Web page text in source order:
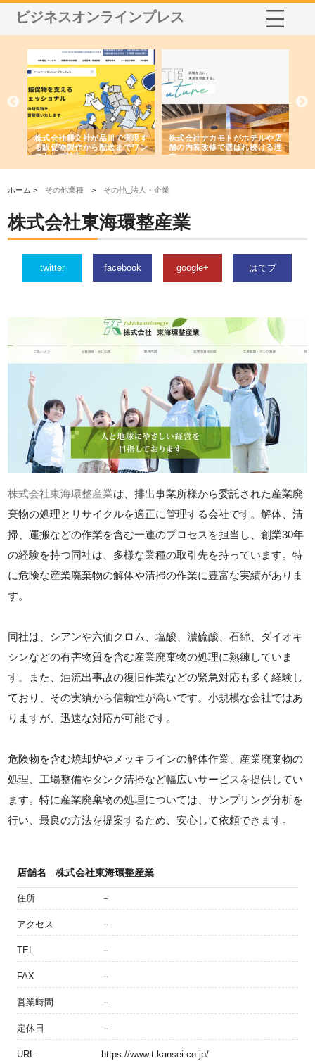
ビジネスオンラインプレス
株式会社耕文社が品川で実現す
る販促物製作から配送までワン
ストップ対応
株式会社ナカモトがホテルや店
舗の内装改修で選ばれ続ける理
由
ホーム > その他業種 > その他_法人・企業
株式会社東海環整産業
twitter facebook google+ はてブ
株式会社東海環整産業は、排出事業所様から委託された産業廃
棄物の処理とリサイクルを適正に管理する会社です。解体、清
掃、運搬などの作業を含む一連のプロセスを担当し、創業30年
の経験を持つ同社は、多様な業種の取引先を持っています。特
に危険な産業廃棄物の解体や清掃の作業に豊富な実績がありま
す。
同社は、シアンや六価クロム、塩酸、濃硫酸、石綿、ダイオキ
シンなどの有害物質を含む産業廃棄物の処理に熟練していま
す。また、油流出事故の復旧作業などの緊急対応も多く経験し
ており、その実績から信頼性が高いです。小規模な会社ではあ
りますが、迅速な対応が可能です。
危険物を含む焼却炉やメッキラインの解体作業、産業廃棄物の
処理、工場整備やタンク清掃など幅広いサービスを提供してい
ます。特に産業廃棄物の処理については、サンプリング分析を
行い、最良の方法を提案するため、安心して依頼できます。
店舗名 株式会社東海環整産業
住所 －
アクセス －
TEL －
FAX －
営業時間 －
定休日 －
URL https://www.t-kansei.co.jp/